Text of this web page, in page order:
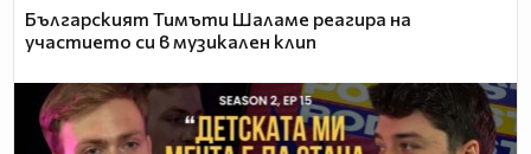
Българският Тимъти Шаламе реагира на
участието си в музикален клип